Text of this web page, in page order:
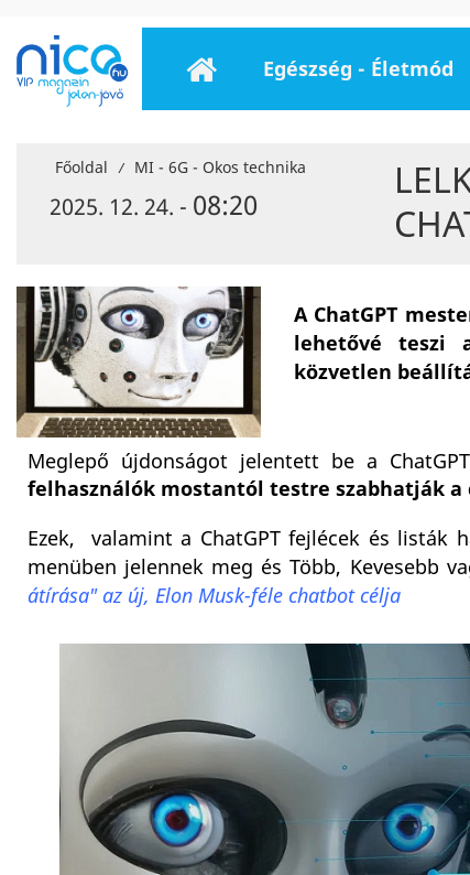
Egészség - Életmód
Főoldal / MI - 6G - Okos technika
2025. 12. 24. - 08:20
A ChatGPT
lehetővé teszi
közvetlen
Meglepő újdonságot jelentett be a
felhasználók mostantól testre szabhatják
Ezek, valamint a ChatGPT fejlécek és listák
menüben jelennek meg és Több, Kevesebb
átírása" az új, Elon Musk-féle chatbot célja